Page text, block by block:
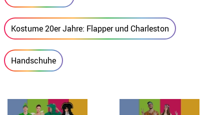
Kostume 20er Jahre: Flapper und Charleston
Handschuhe